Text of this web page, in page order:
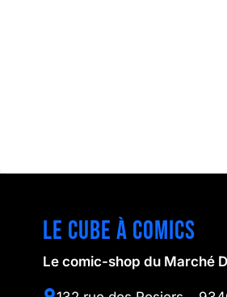
Le cube à comics
Le comic-shop du Marché